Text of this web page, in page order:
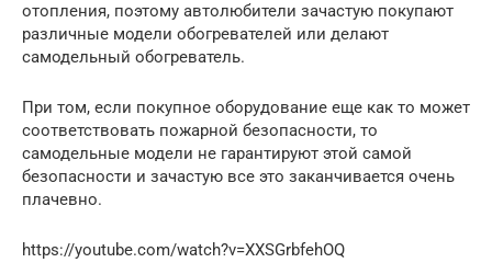
отопления, поэтому автолюбители зачастую покупают
различные модели обогревателей или делают
самодельный обогреватель.
При том, если покупное оборудование еще как то может
соответствовать пожарной безопасности, то
самодельные модели не гарантируют этой самой
безопасности и зачастую все это заканчивается очень
плачевно.
https://youtube.com/watch?v=XXSGrbfehOQ